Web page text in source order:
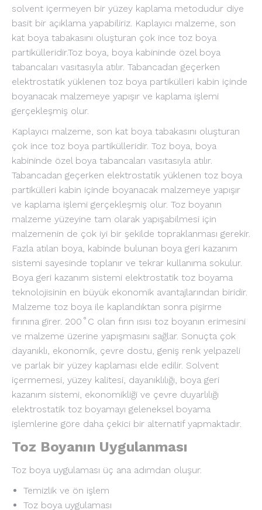
solvent içermeyen bir yüzey kaplama metodudur diye
basit bir açıklama yapabiliriz. Kaplayıcı malzeme, son
kat boya tabakasını oluşturan çok ince toz boya
partikülleridir.Toz boya, boya kabininde özel boya
tabancaları vasıtasıyla atılır. Tabancadan geçerken
elektrostatik yüklenen toz boya partikülleri kabin içinde
boyanacak malzemeye yapışır ve kaplama işlemi
gerçekleşmiş olur.
Kaplayıcı malzeme, son kat boya tabakasını oluşturan
çok ince toz boya partikülleridir. Toz boya, boya
kabininde özel boya tabancaları vasıtasıyla atılır.
Tabancadan geçerken elektrostatik yüklenen toz boya
partikülleri kabin içinde boyanacak malzemeye yapışır
ve kaplama işlemi gerçekleşmiş olur. Toz boyanın
malzeme yüzeyine tam olarak yapışabilmesi için
malzemenin de çok iyi bir şekilde topraklanması gerekir.
Fazla atılan boya, kabinde bulunan boya geri kazanım
sistemi sayesinde toplanır ve tekrar kullanıma sokulur.
Boya geri kazanım sistemi elektrostatik toz boyama
teknolojisinin en büyük ekonomik avantajlarından biridir.
Malzeme toz boya ile kaplandıktan sonra pişirme
fırınına girer. 200˚C olan fırın ısısı toz boyanın erimesini
ve malzeme üzerine yapışmasını sağlar. Sonuçta çok
dayanıklı, ekonomik, çevre dostu, geniş renk yelpazeli
ve parlak bir yüzey kaplaması elde edilir. Solvent
içermemesi, yüzey kalitesi, dayanıklılığı, boya geri
kazanım sistemi, ekonomikliği ve çevre duyarlılığı
elektrostatik toz boyamayı geleneksel boyama
işlemlerine göre daha çekici bir alternatif yapmaktadır.
Toz Boyanın Uygulanması
Toz boya uygulaması üç ana adımdan oluşur.
Temizlik ve ön işlem
Toz boya uygulaması